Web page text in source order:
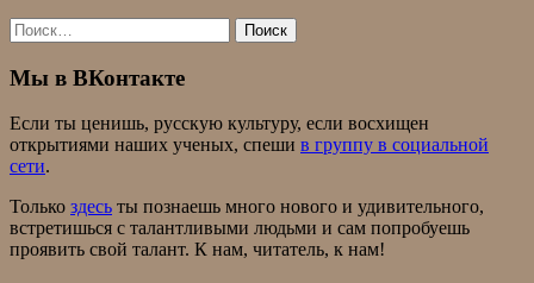
Найти:
Мы в ВКонтакте
Если ты ценишь, русскую культуру, если восхищен
открытиями наших ученых, спеши в группу в социальной
сети.
Только здесь ты познаешь много нового и удивительного,
встретишься с талантливыми людьми и сам попробуешь
проявить свой талант. К нам, читатель, к нам!